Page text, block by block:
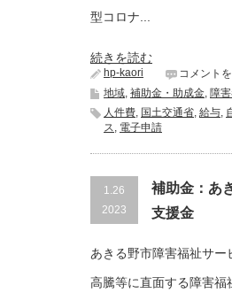
対
策
金
型コロナ...
続きを読む
hp-kaori
補
助
介
等
緊
急
確
事
の
コメント
地域, 補助金・助成金, 障
人件費, 国土交通省, 給与,
ス, 電子申請
1.26
2023
補助金：あ
支援金
あきる野市障害福祉サ
高騰等に直面する障害